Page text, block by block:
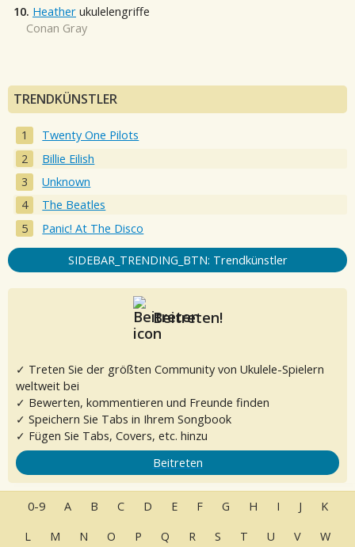
10. Heather ukulelengriffe
Conan Gray
TRENDKÜNSTLER
Twenty One Pilots
Billie Eilish
Unknown
The Beatles
Panic! At The Disco
SIDEBAR_TRENDING_BTN: Trendkünstler
Beitreten!
✓ Treten Sie der größten Community von Ukulele-Spielern
weltweit bei
✓ Bewerten, kommentieren und Freunde finden
✓ Speichern Sie Tabs in Ihrem Songbook
✓ Fügen Sie Tabs, Covers, etc. hinzu
Beitreten
0-9 A B C D E F G H I J
K
L
M N O P Q R S T U V W